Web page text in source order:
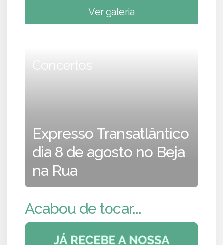
Ver galeria
Concertos
Expresso Transatlântico
dia 8 de agosto no Beja
na Rua
Acabou de tocar...